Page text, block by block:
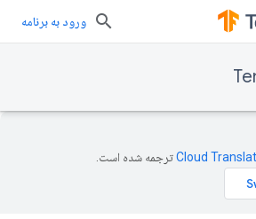
ورود به برنامه
ترجمه شده است.